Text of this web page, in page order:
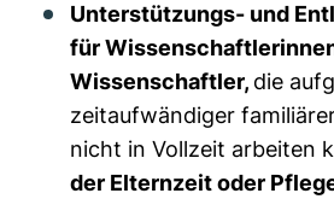
Unterstützungs- und
für
Wissenschaftler, die
zeitaufwändiger
nicht in Vollzeit arbeiten
der Elternzeit oder